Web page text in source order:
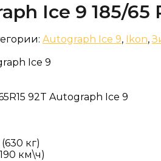
Ice 9 185/65
Autograph Ice 9, Ikon,
Ice 9
92T Autograph Ice 9
кг)
км\ч)